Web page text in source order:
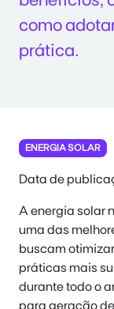
como
prática.
ENERGIA SOLAR
Data de
A energia solar
uma das
buscam
práticas mais
durante todo o
para geração